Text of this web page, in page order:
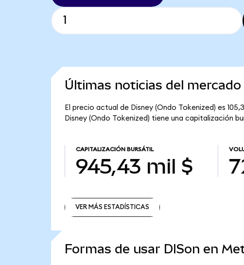
Últimas noticias del mercado
El precio actual de Disney (Ondo Tokenized) es
Disney (Ondo Tokenized) tiene una capitalización
CAPITALIZACIÓN BURSÁTIL
945,43 mil $
VER MÁS ESTADÍSTICAS
Formas de usar DISon en